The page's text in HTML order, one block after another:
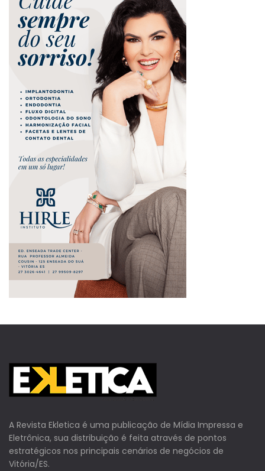
A Revista Ekletica é uma publicação de Mídia Impressa e
Eletrônica, sua distribuição é feita através de pontos
estratégicos nos principais cenários de negócios de
Vitória/ES.